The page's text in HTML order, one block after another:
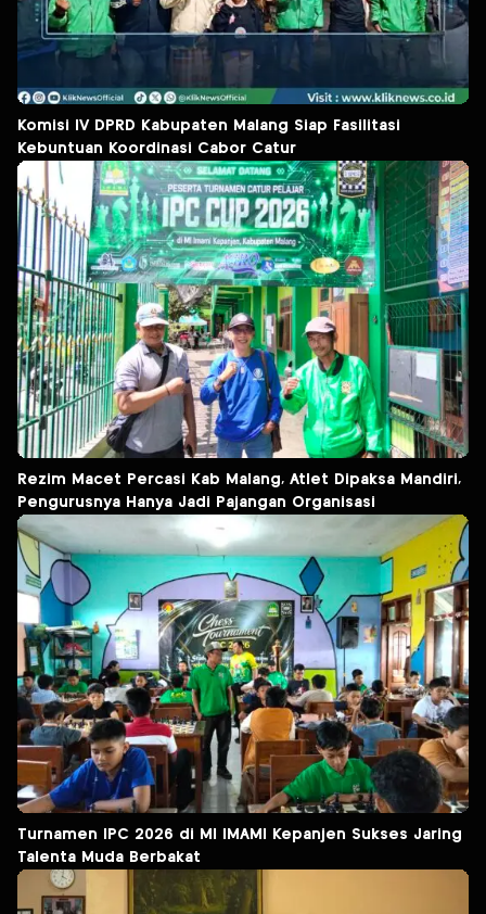
Komisi IV DPRD Kabupaten Malang Siap Fasilitasi
Kebuntuan Koordinasi Cabor Catur
Rezim Macet Percasi Kab Malang, Atlet Dipaksa Mandiri,
Pengurusnya Hanya Jadi Pajangan Organisasi
Turnamen IPC 2026 di MI IMAMI Kepanjen Sukses Jaring
Talenta Muda Berbakat